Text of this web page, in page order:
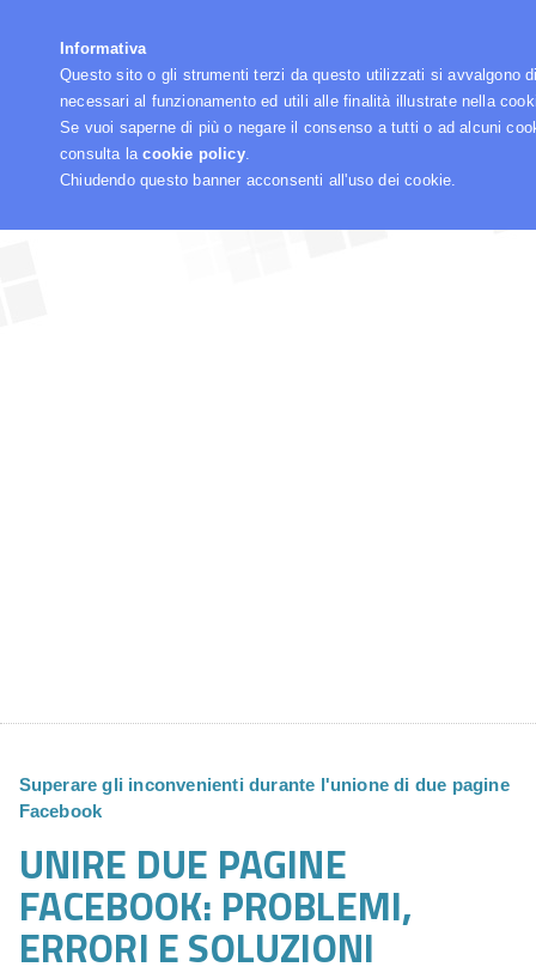
Informativa
Questo sito o gli strumenti terzi da questo utilizzati si avvalgono
necessari al funzionamento ed utili alle finalità illustrate nella
Se vuoi saperne di più o negare il consenso a tutti o ad alcuni
consulta lacookie policy.
Chiudendo questo banner acconsenti all'uso dei cookie.
Superare gli inconvenienti durante l'unione di due pagine
Facebook
UNIRE DUE PAGINE
FACEBOOK: PROBLEMI,
ERRORI E SOLUZIONI